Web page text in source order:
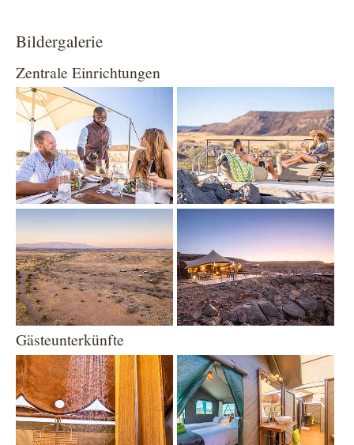
Bildergalerie
Zentrale Einrichtungen
Show larger version
Show larger version Show larger version
Gästeunterkünfte
Show larger version Show larger version